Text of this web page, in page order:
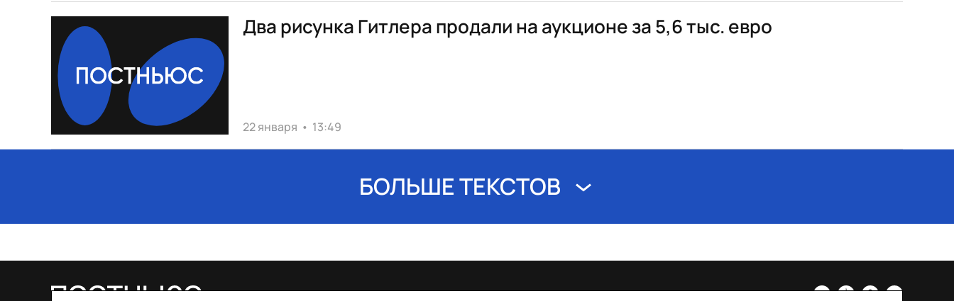
Два рисунка Гитлера продали на аукционе за 5,6 тыс. евро
22 января • 13:49
БОЛЬШЕ ТЕКСТОВ
спецпроекты